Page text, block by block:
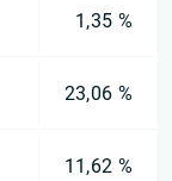
1,35 %
23,06 %
11,62 %